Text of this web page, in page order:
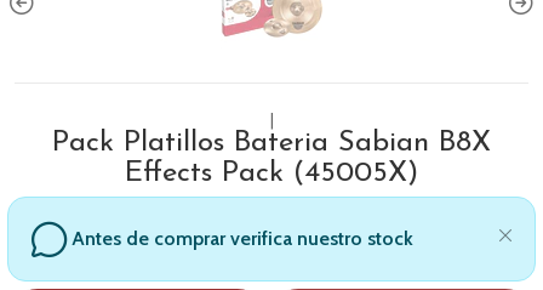
Pack Platillos Bateria Sabian B8X
Effects Pack (45005X)
Antes de comprar verifica nuestro stock